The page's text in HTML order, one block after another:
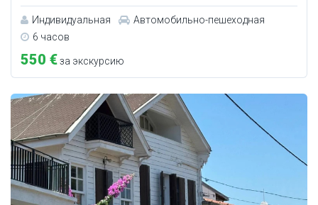
Индивидуальная
Автомобильно-пешеходная
6 часов
550 €за экскурсию